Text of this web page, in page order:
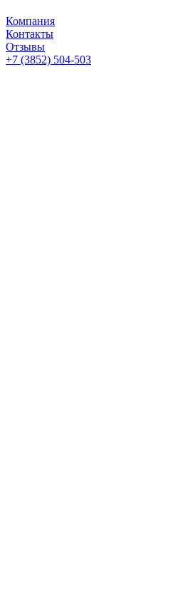
Компания
Контакты
Отзывы
+7 (3852) 504-503